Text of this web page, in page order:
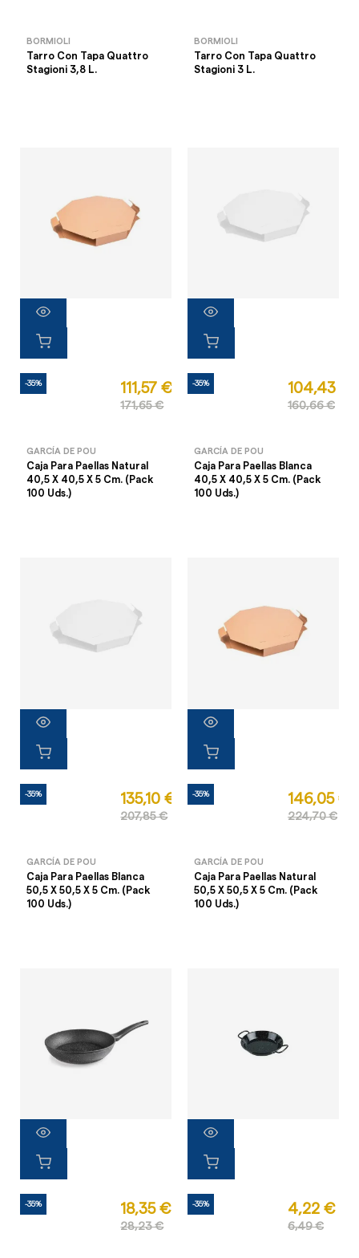
BORMIOLI
Tarro Con Tapa Quattro
Stagioni 3,8 L.
BORMIOLI
Tarro Con Tapa Quattro
Stagioni 3 L.
-35% 111,57 €
171,65 €
GARCÍA DE POU
Caja Para Paellas Natural
40,5 X 40,5 X 5 Cm. (Pack
100 Uds.)
-35% 104,43 €
160,66 €
GARCÍA DE POU
Caja Para Paellas Blanca
40,5 X 40,5 X 5 Cm. (Pack
100 Uds.)
-35% 135,10 €
207,85 €
GARCÍA DE POU
Caja Para Paellas Blanca
50,5 X 50,5 X 5 Cm. (Pack
100 Uds.)
-35% 146,05 €
224,70 €
GARCÍA DE POU
Caja Para Paellas Natural
50,5 X 50,5 X 5 Cm. (Pack
100 Uds.)
-35% 18,35 €
28,23 €
-35% 4,22 €
6,49 €